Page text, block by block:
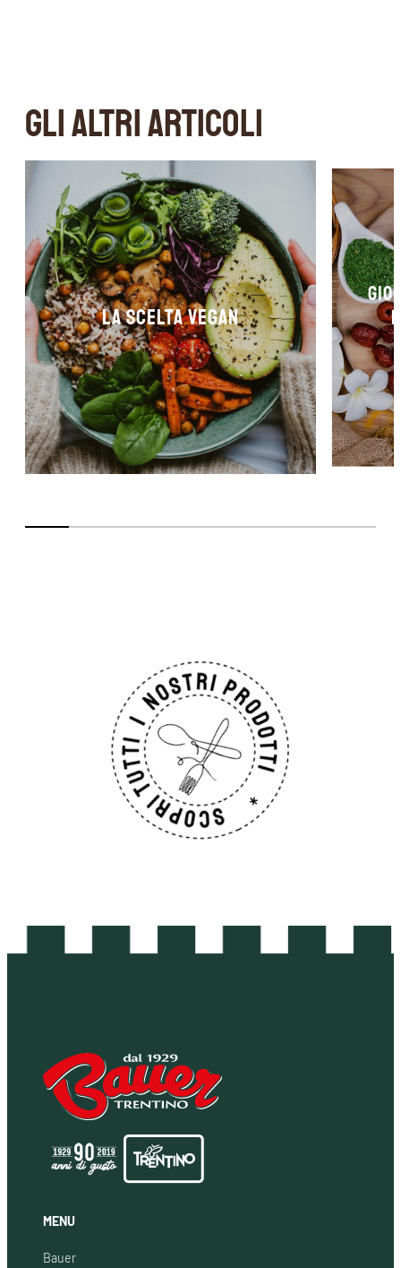
GLI ALTRI ARTICOLI
La scelta Vegan
MENU
Bauer